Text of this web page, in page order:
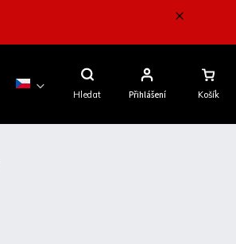
Hledat
Nákupní
Košík
Přihlášení